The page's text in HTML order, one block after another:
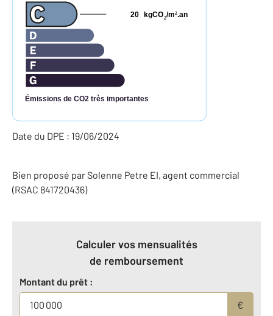
Émissions de CO2 très importantes
kgCO2/m2.an
20
Date du DPE : 19/06/2024
Bien proposé parSolenne Petre EI, agent commercial
(RSAC 841720436)
Calculer vos mensualités
de remboursement
Montant du prêt :
€